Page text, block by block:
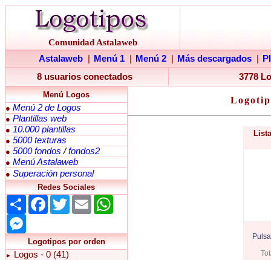
Comunidad Astalaweb
Astalaweb
Menú 1 Menú 2 Más descargados
8 usuarios conectados
3778
Menú Logos
● Menú 2 de Logos
● Plantillas web
● 10.000 plantillas
● 5000 texturas
● 5000 fondos /fondos2
● Menú Astalaweb
● Superación personal
Redes Sociales
Share Facebook
TwitterEmail
Logotipos por orden
► Logos - 0 (41)